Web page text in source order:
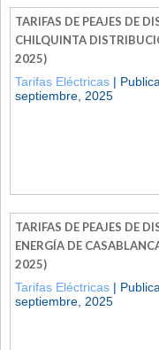
TARIFAS DE PEAJES DE
CHILQUINTA
2025)
Tarifas Eléctricas |
septiembre, 2025
TARIFAS DE PEAJES DE
ENERGÍA DE
2025)
Tarifas Eléctricas |
septiembre, 2025